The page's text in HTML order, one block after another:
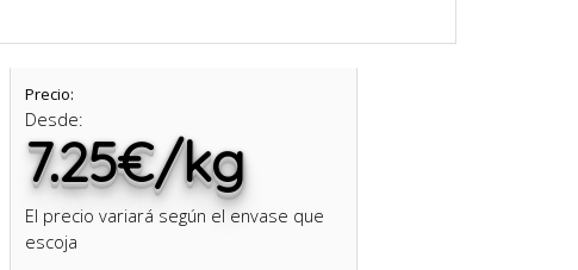
Precio:
Desde:
7.25€/kg
El precio variará según el envase que
escoja